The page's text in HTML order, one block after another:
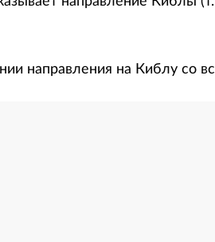
направления на Киблу со